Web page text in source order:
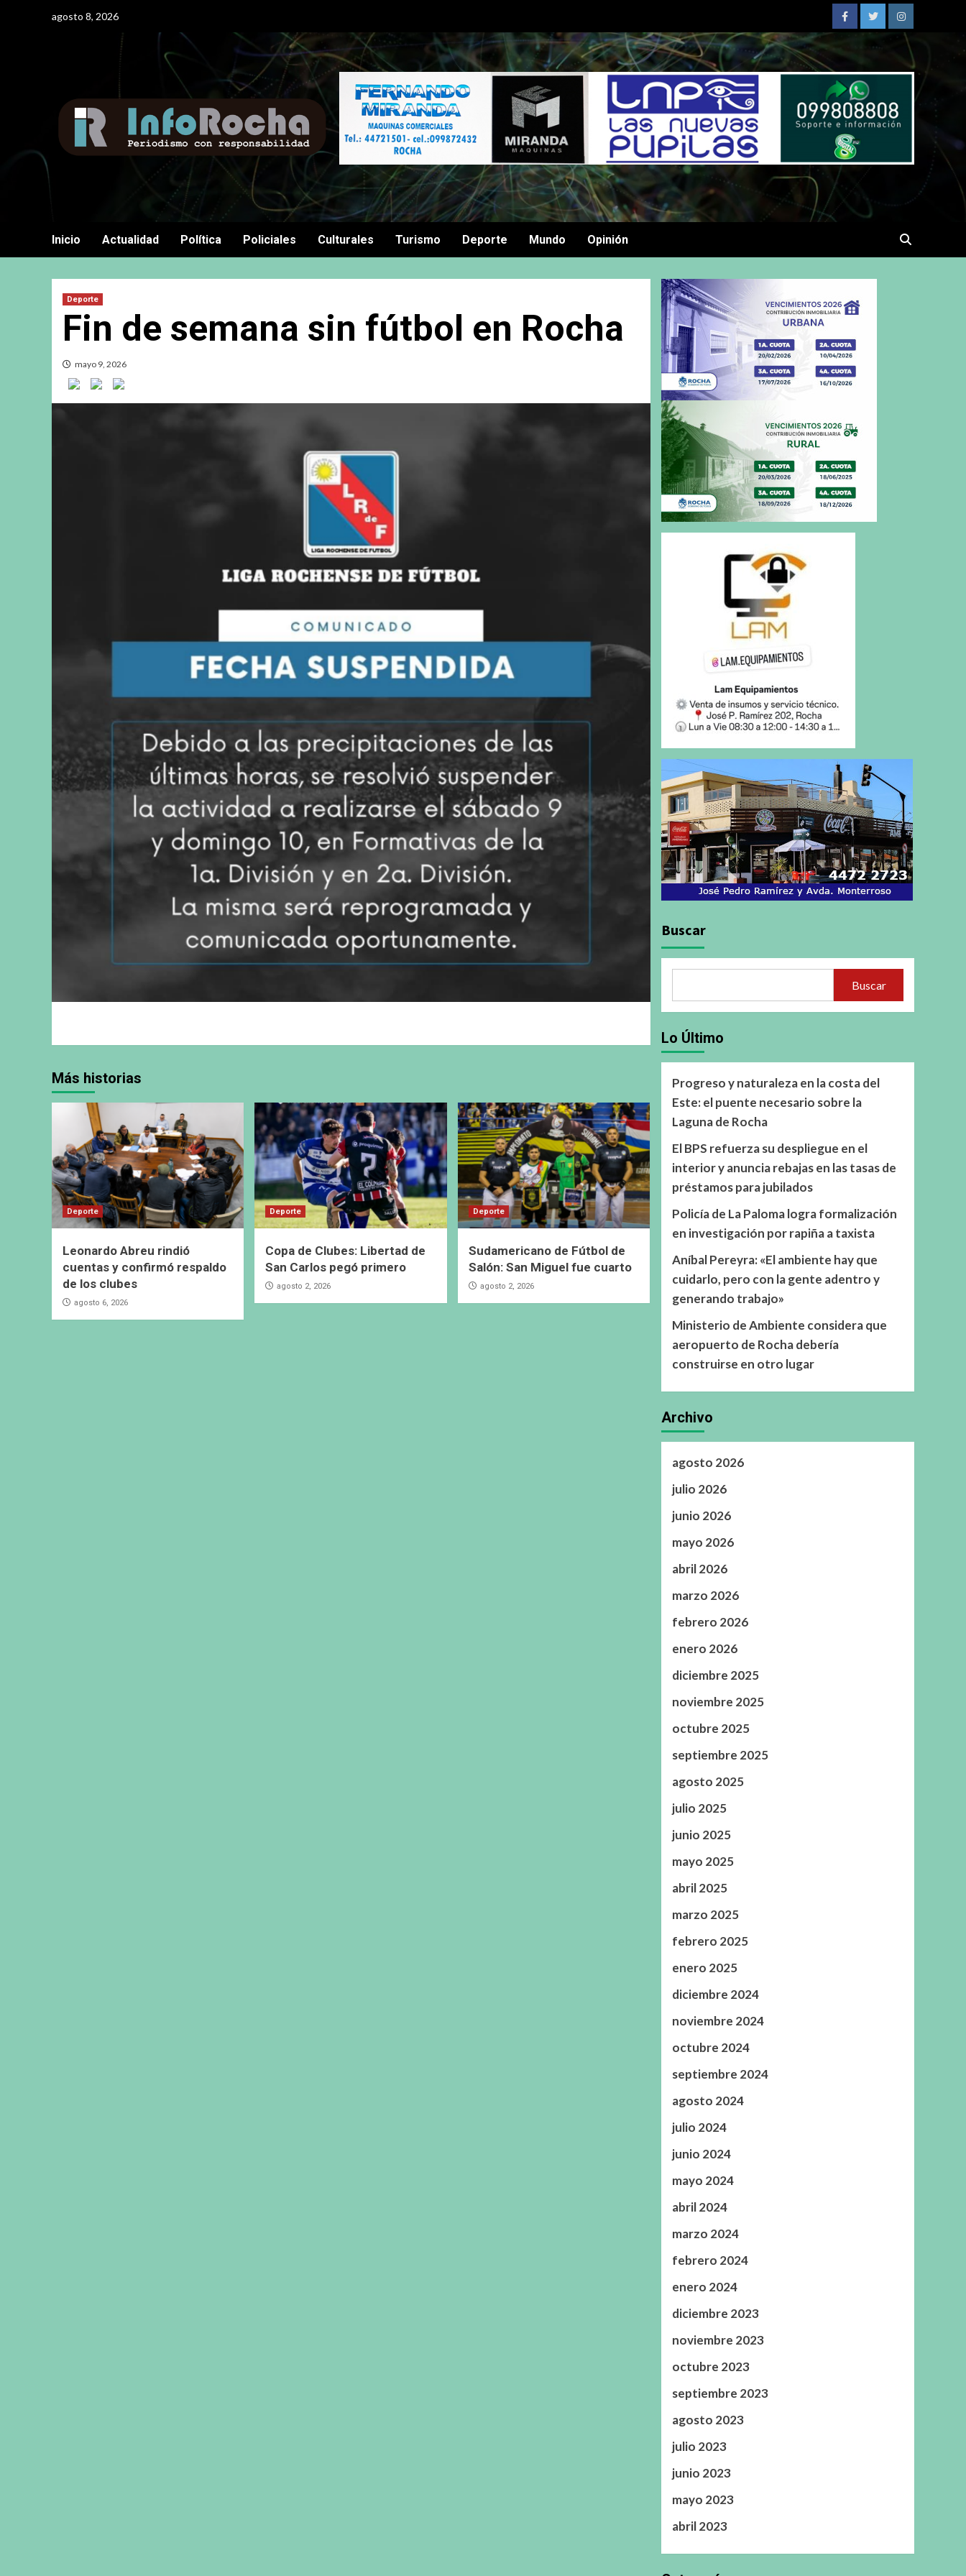
agosto 8, 2026
FacebookTwitterInstagram
Inicio Actualidad Política Policiales Culturales Turismo Deporte Mundo Opinión
Deporte
Fin de semana sin fútbol en Rocha
mayo 9, 2026
Más historias
Deporte
Leonardo Abreu rindió
cuentas y confirmó respaldo
de los clubes
agosto 6, 2026
Deporte
Copa de Clubes: Libertad de
San Carlos pegó primero
agosto 2, 2026
Deporte
Sudamericano de Fútbol de
Salón: San Miguel fue cuarto
agosto 2, 2026
Buscar
Buscar
Lo Último
Progreso y naturaleza en la costa del
Este: el puente necesario sobre la
Laguna de Rocha
El BPS refuerza su despliegue en el
interior y anuncia rebajas en las tasas de
préstamos para jubilados
Policía de La Paloma logra formalización
en investigación por rapiña a taxista
Aníbal Pereyra: «El ambiente hay que
cuidarlo, pero con la gente adentro y
generando trabajo»
Ministerio de Ambiente considera que
aeropuerto de Rocha debería
construirse en otro lugar
Archivo
agosto 2026
julio 2026
junio 2026
mayo 2026
abril 2026
marzo 2026
febrero 2026
enero 2026
diciembre 2025
noviembre 2025
octubre 2025
septiembre 2025
agosto 2025
julio 2025
junio 2025
mayo 2025
abril 2025
marzo 2025
febrero 2025
enero 2025
diciembre 2024
noviembre 2024
octubre 2024
septiembre 2024
agosto 2024
julio 2024
junio 2024
mayo 2024
abril 2024
marzo 2024
febrero 2024
enero 2024
diciembre 2023
noviembre 2023
octubre 2023
septiembre 2023
agosto 2023
julio 2023
junio 2023
mayo 2023
abril 2023